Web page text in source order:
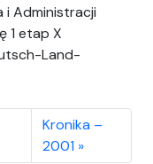
i Administracji
1 etap X
Land-
Kronika –
2001